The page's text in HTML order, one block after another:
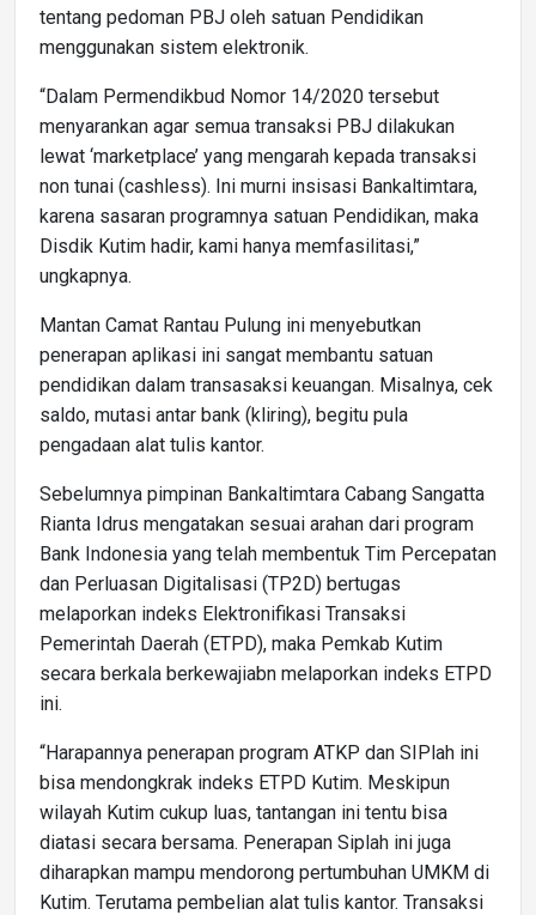
tentang pedoman PBJ oleh satuan Pendidikan
menggunakan sistem elektronik.
“Dalam Permendikbud Nomor 14/2020 tersebut
menyarankan agar semua transaksi PBJ dilakukan
lewat ‘marketplace’ yang mengarah kepada transaksi
non tunai (cashless). Ini murni insisasi Bankaltimtara,
karena sasaran programnya satuan Pendidikan, maka
Disdik Kutim hadir, kami hanya memfasilitasi,”
ungkapnya.
Mantan Camat Rantau Pulung ini menyebutkan
penerapan aplikasi ini sangat membantu satuan
pendidikan dalam transasaksi keuangan. Misalnya, cek
saldo, mutasi antar bank (kliring), begitu pula
pengadaan alat tulis kantor.
Sebelumnya pimpinan Bankaltimtara Cabang Sangatta
Rianta Idrus mengatakan sesuai arahan dari program
Bank Indonesia yang telah membentuk Tim Percepatan
dan Perluasan Digitalisasi (TP2D) bertugas
melaporkan indeks Elektronifikasi Transaksi
Pemerintah Daerah (ETPD), maka Pemkab Kutim
secara berkala berkewajiabn melaporkan indeks ETPD
ini.
“Harapannya penerapan program ATKP dan SIPlah ini
bisa mendongkrak indeks ETPD Kutim. Meskipun
wilayah Kutim cukup luas, tantangan ini tentu bisa
diatasi secara bersama. Penerapan Siplah ini juga
diharapkan mampu mendorong pertumbuhan UMKM di
Kutim. Terutama pembelian alat tulis kantor. Transaksi